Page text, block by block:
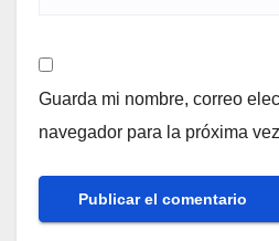
Guarda mi nombre, correo
navegador para la próxima